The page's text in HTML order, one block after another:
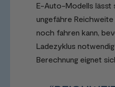
E-Auto-Modells lässt
ungefähre
noch fahren kann,
Ladezyklus
Berechnung eignet